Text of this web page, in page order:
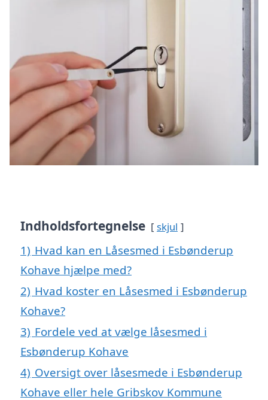
Indholdsfortegnelse skjul
1) Hvad kan en Låsesmed i Esbønderup
Kohave hjælpe med?
2) Hvad koster en Låsesmed i Esbønderup
Kohave?
3) Fordele ved at vælge låsesmed i
Esbønderup Kohave
4) Oversigt over låsesmede i Esbønderup
Kohave eller hele Gribskov Kommune